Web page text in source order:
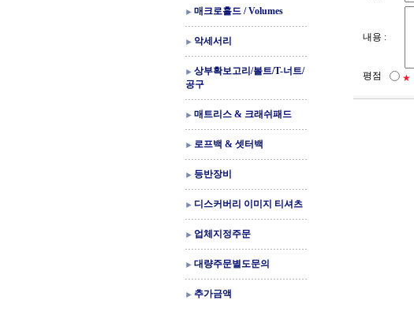
매크로홀드 / Volumes
악세서리
상부확보고리/볼트/T-너트/
공구
매트리스 & 크래쉬패드
로프백 & 셋터백
등반장비
디스커버리 이미지 티셔츠
업체지정주문
대량주문별도문의
추가금액
내용 :
평점 ★